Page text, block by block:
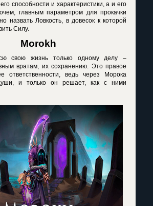
способности и характеристики, а и его
главным параметром для прокачки
назвать Ловкость, в довесок к которой
Силу.
Morokh
свою жизнь только одному делу –
вратам, их сохранению. Это правое
ответственности, ведь через Морока
и только он решает, как с ними